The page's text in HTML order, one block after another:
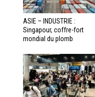
ASIE – INDUSTRIE :
Singapour, coffre-fort
mondial du plomb